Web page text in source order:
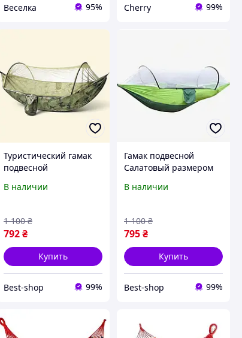
Веселка 95% Cherry 99%
Туристический гамак
подвесной
размером 260*140 см с
144 Гамак для отдыха
на природе
В наличии
792 ₴
1 100 ₴
Купить
Best-shop 99%
Гамак подвесной
Салатовый размером
москитной сеткой KAR-
гамак для отдыха на
природе
В наличии
795₴
1 100 ₴
Купить
Best-shop 99%